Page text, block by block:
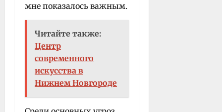
мне показалось важным.
Читайте также:
Центр
современного
искусства в
Нижнем Новгороде